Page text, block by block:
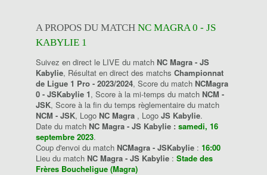
A PROPOS DU MATCH NC MAGRA 0 - JS
KABYLIE 1
Suivez en direct le LIVE du match NC Magra - JS
Kabylie, Résultat en direct des matchs Championnat
de Ligue 1 Pro - 2023/2024, Score du match NCMagra
0 - JSKabylie 1, Score à la mi-temps du match NCM -
JSK, Score à la fin du temps règlementaire du match
NCM - JSK, Logo NC Magra , Logo JS Kabylie.
Date du match NC Magra - JS Kabylie : samedi, 16
septembre 2023.
Coup d'envoi du match NCMagra - JSKabylie : 16:00
Lieu du match NC Magra - JS Kabylie : Stade des
Frères Boucheligue (Magra)